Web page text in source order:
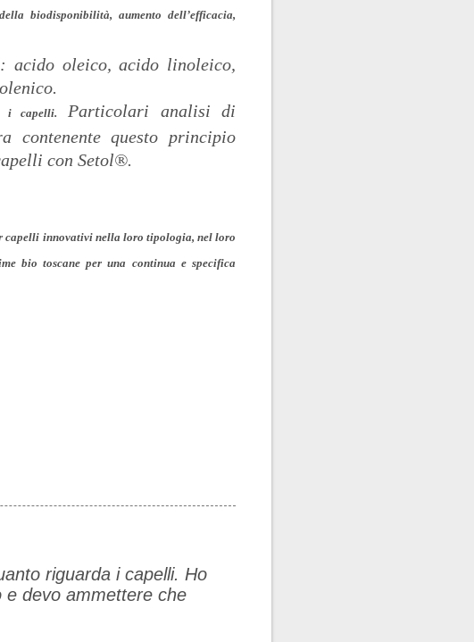
biodisponibilità,aumento dell’efficacia,
acido oleico, acido linoleico,
i capelli.
Particolari analisi di
contenente questo principio
con Setol®.
capelli innovativi nella loro tipologia, nel loro
bio toscane per una continua e specifica
riguarda i capelli. Ho
e devo ammettere che